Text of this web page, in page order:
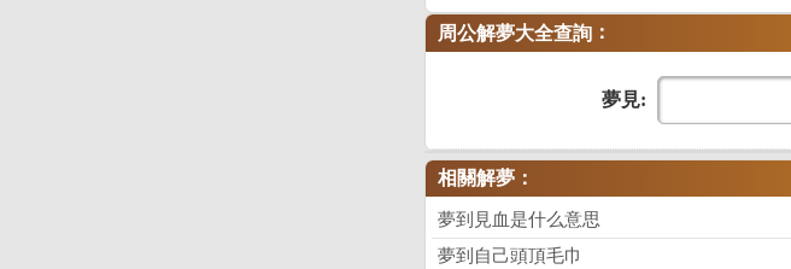
周公解夢大全查詢 ：
夢見:
相關解夢：
夢到見血是什么意思
夢到自己頭頂毛巾